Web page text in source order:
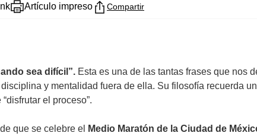
Artículo impreso Compartir
sea difícil”. Esta es una de las tantas frases que nos
y mentalidad fuera de ella. Su filosofía recuerda
el proceso”.
que se celebre el Medio Maratón de la Ciudad de